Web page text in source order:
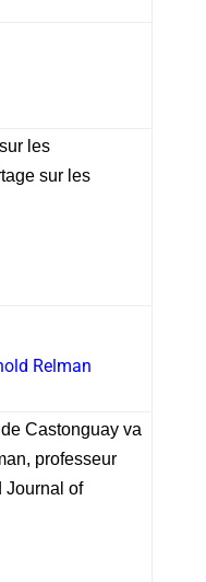
les
sur les
Relman
Castonguay va
professeur
Journal of